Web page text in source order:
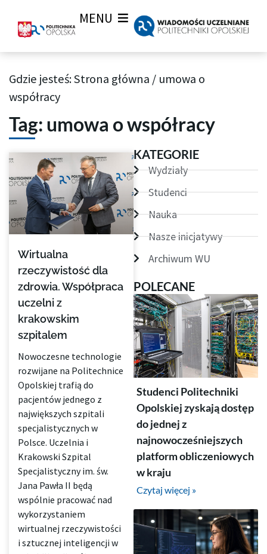
MENU
Archiwum Tagów aktualności Wiadomości uczelnianych
Gdzie jesteś:Strona główna / umowa o
współracy
Tag: umowa o współracy
Wirtualna
rzeczywistość dla
zdrowia. Współpraca
uczelni z
krakowskim
szpitalem
Nowoczesne technologie
rozwijane na Politechnice
Opolskiej trafią do
pacjentów jednego z
największych szpitali
specjalistycznych w
Polsce. Uczelnia i
Krakowski Szpital
Specjalistyczny im. św.
Jana Pawła II będą
wspólnie pracować nad
wykorzystaniem
wirtualnej rzeczywistości
i sztucznej inteligencji w
KATEGORIE
Wydziały
Studenci
Nauka
Nasze inicjatywy
Archiwum WU
POLECANE
Studenci Politechniki
Opolskiej zyskają dostęp
do jednej z
najnowocześniejszych
platform obliczeniowych
w kraju
Czytaj więcej »